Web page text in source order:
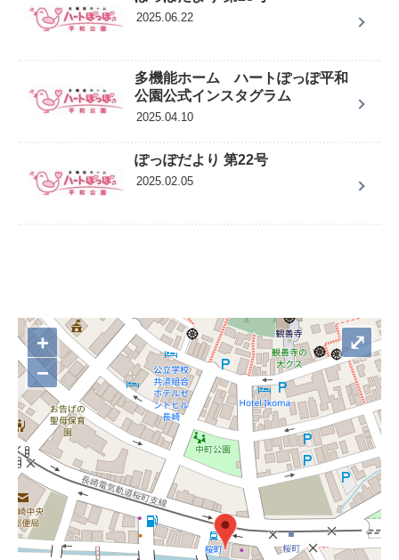
2025.06.22
多機能ホーム ハートぽっぽ平和
公園公式インスタグラム
2025.04.10
ぽっぽだより 第22号
2025.02.05
+
−
⤢